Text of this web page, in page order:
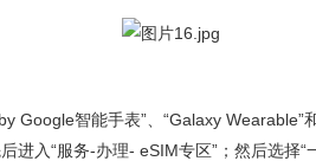
Google智能手表”、“Galaxy Wearable”
进入“服务-办理- eSIM专区”；然后选择